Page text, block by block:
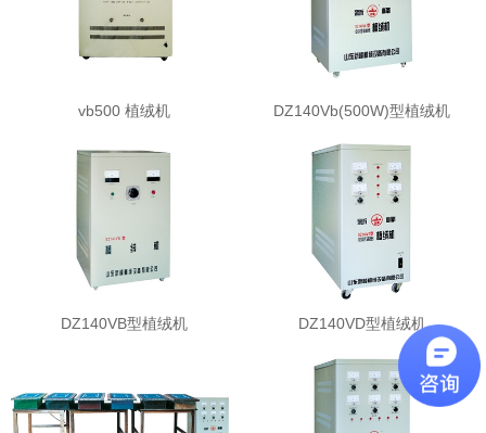
vb500 植绒机 DZ140Vb(500W)型植绒机
DZ140VB型植绒机 DZ140VD型植绒机